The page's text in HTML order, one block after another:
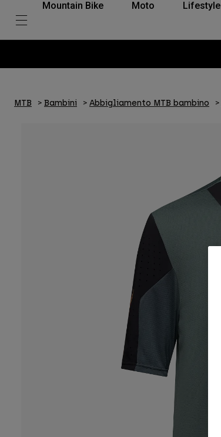
Mountain Bike Moto Lifestyle
MTB Bambini Abbigliamento MTB bambino